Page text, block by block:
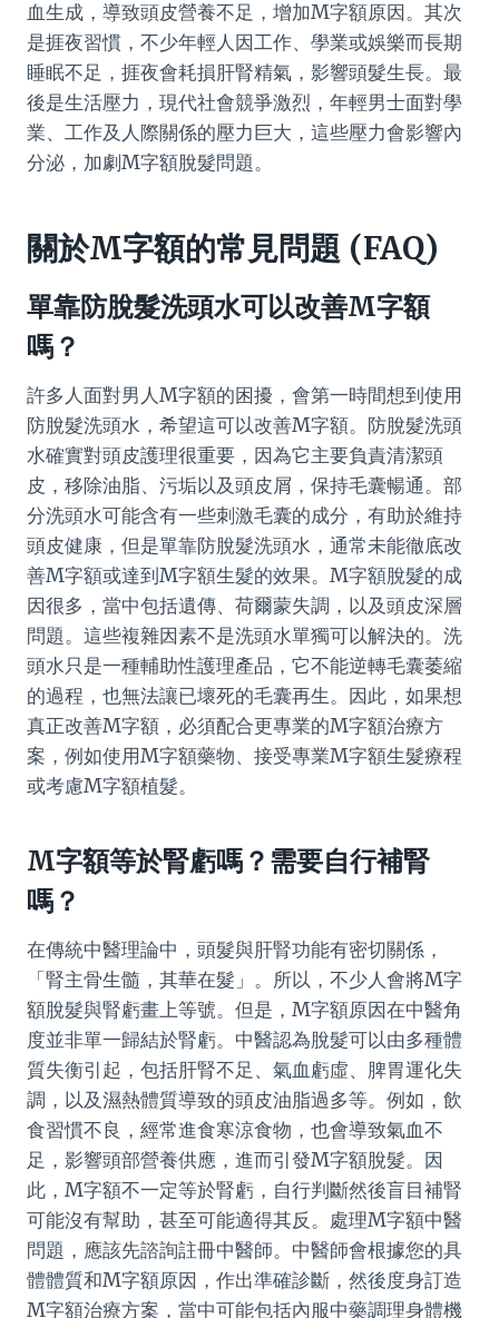
血生成，導致頭皮營養不足，增加M字額原因。其次
是捱夜習慣，不少年輕人因工作、學業或娛樂而長期
睡眠不足，捱夜會耗損肝腎精氣，影響頭髮生長。最
後是生活壓力，現代社會競爭激烈，年輕男士面對學
業、工作及人際關係的壓力巨大，這些壓力會影響內
分泌，加劇M字額脫髮問題。
關於M字額的常見問題 (FAQ)
單靠防脫髮洗頭水可以改善M字額
嗎？
許多人面對男人M字額的困擾，會第一時間想到使用
防脫髮洗頭水，希望這可以改善M字額。防脫髮洗頭
水確實對頭皮護理很重要，因為它主要負責清潔頭
皮，移除油脂、污垢以及頭皮屑，保持毛囊暢通。部
分洗頭水可能含有一些刺激毛囊的成分，有助於維持
頭皮健康，但是單靠防脫髮洗頭水，通常未能徹底改
善M字額或達到M字額生髮的效果。M字額脫髮的成
因很多，當中包括遺傳、荷爾蒙失調，以及頭皮深層
問題。這些複雜因素不是洗頭水單獨可以解決的。洗
頭水只是一種輔助性護理產品，它不能逆轉毛囊萎縮
的過程，也無法讓已壞死的毛囊再生。因此，如果想
真正改善M字額，必須配合更專業的M字額治療方
案，例如使用M字額藥物、接受專業M字額生髮療程
或考慮M字額植髮。
M字額等於腎虧嗎？需要自行補腎
嗎？
在傳統中醫理論中，頭髮與肝腎功能有密切關係，
「腎主骨生髓，其華在髮」。所以，不少人會將M字
額脫髮與腎虧畫上等號。但是，M字額原因在中醫角
度並非單一歸結於腎虧。中醫認為脫髮可以由多種體
質失衡引起，包括肝腎不足、氣血虧虛、脾胃運化失
調，以及濕熱體質導致的頭皮油脂過多等。例如，飲
食習慣不良，經常進食寒涼食物，也會導致氣血不
足，影響頭部營養供應，進而引發M字額脫髮。因
此，M字額不一定等於腎虧，自行判斷然後盲目補腎
可能沒有幫助，甚至可能適得其反。處理M字額中醫
問題，應該先諮詢註冊中醫師。中醫師會根據您的具
體體質和M字額原因，作出準確診斷，然後度身訂造
M字額治療方案，當中可能包括內服中藥調理身體機